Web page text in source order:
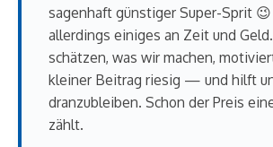
sagenhaft günstiger Super-Sprit
allerdings einiges an Zeit und
schätzen, was wir machen,
kleiner Beitrag riesig — und hilft
dranzubleiben. Schon der Preis
zählt.